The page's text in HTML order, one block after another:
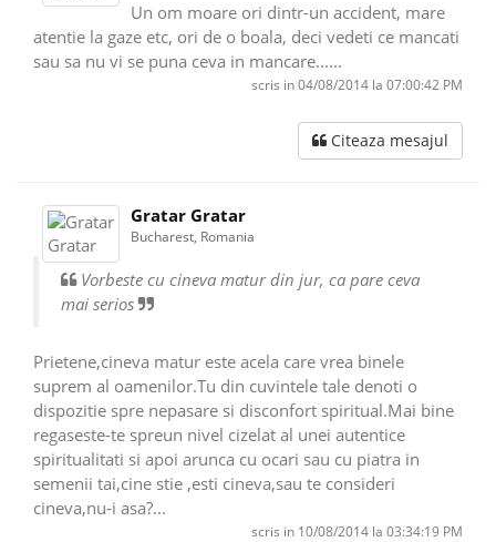
Un om moare ori dintr-un accident, mare
atentie la gaze etc, ori de o boala, deci vedeti ce mancati
sau sa nu vi se puna ceva in mancare......
scris in 04/08/2014 la 07:00:42 PM
Citeaza mesajul
Gratar Gratar
Bucharest, Romania
Vorbeste cu cineva matur din jur, ca pare ceva
mai serios
Prietene,cineva matur este acela care vrea binele
suprem al oamenilor.Tu din cuvintele tale denoti o
dispozitie spre nepasare si disconfort spiritual.Mai bine
regaseste-te spreun nivel cizelat al unei autentice
spiritualitati si apoi arunca cu ocari sau cu piatra in
semenii tai,cine stie ,esti cineva,sau te consideri
cineva,nu-i asa?...
scris in 10/08/2014 la 03:34:19 PM